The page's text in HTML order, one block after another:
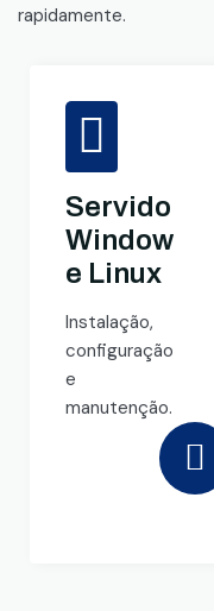
rapidamente.
Servidores
Windows
e Linux
Instalação,
configuração
e
manutenção.